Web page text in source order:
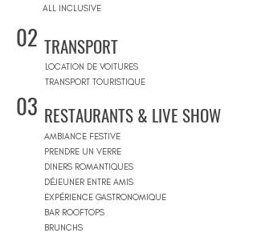
ALL INCLUSIVE
02 TRANSPORT
LOCATION DE VOITURES
TRANSPORT TOURISTIQUE
03 RESTAURANTS & LIVE SHOW
AMBIANCE FESTIVE
PRENDRE UN VERRE
DINERS ROMANTIQUES
DÉJEUNER ENTRE AMIS
EXPÉRIENCE GASTRONOMIQUE
BAR ROOFTOPS
BRUNCHS